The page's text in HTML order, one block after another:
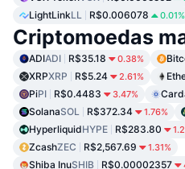
LightLinkLL R$0.006078 0.01%
Criptomoedas
ADIADI R$35.18 0.38%
XRPXRP R$5.24 2.61%
PiPI R$0.4483 3.47%
SolanaSOL R$372.34 1.76%
HyperliquidHYPE R$283.80
ZcashZEC R$2,567.69 1.31%
Shiba InuSHIB R$0.00002357